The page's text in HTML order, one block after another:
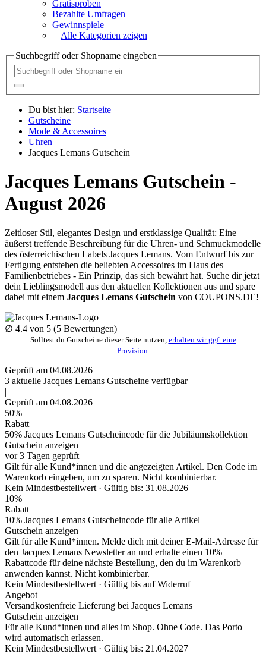
Gratisproben
Bezahlte Umfragen
Gewinnspiele
Alle Kategorien zeigen
Suchbegriff oder Shopname eingeben
Du bist hier: Startseite
Gutscheine
Mode & Accessoires
Uhren
Jacques Lemans Gutschein
Jacques Lemans Gutschein -
August 2026
Zeitloser Stil, elegantes Design und erstklassige Qualität: Eine
äußerst treffende Beschreibung für die Uhren- und Schmuckmodelle
des österreichischen Labels Jacques Lemans. Vom Entwurf bis zur
Fertigung entstehen die beliebten Accessoires im Haus des
Familienbetriebes - Ein Prinzip, das sich bewährt hat. Suche dir jetzt
dein Lieblingsmodell aus den aktuellen Kollektionen aus und spare
dabei mit einem Jacques Lemans Gutschein von COUPONS.DE!
∅ 4.4 von 5 (5 Bewertungen)
Solltest du Gutscheine dieser Seite nutzen, erhalten wir ggf. eine
Provision
Geprüft am 04.08.2026
3 aktuelle Jacques Lemans Gutscheine verfügbar
|
Geprüft am 04.08.2026
50%
Rabatt
50% Jacques Lemans Gutscheincode für die Jubiläumskollektion
Gutschein anzeigen
vor 3 Tagen geprüft
Gilt für alle Kund*innen und die angezeigten Artikel. Den Code im
Warenkorb eingeben, um zu sparen. Nicht kombinierbar.
Kein Mindestbestellwert · Gültig bis: 31.08.2026
10%
Rabatt
10% Jacques Lemans Gutscheincode für alle Artikel
Gutschein anzeigen
Gilt für alle Kund*innen. Melde dich mit deiner E-Mail-Adresse für
den Jacques Lemans Newsletter an und erhalte einen 10%
Rabattcode für deine nächste Bestellung, den du im Warenkorb
anwenden kannst. Nicht kombinierbar.
Kein Mindestbestellwert · Gültig bis auf Widerruf
Angebot
Versandkostenfreie Lieferung bei Jacques Lemans
Gutschein anzeigen
Für alle Kund*innen und alles im Shop. Ohne Code. Das Porto
wird automatisch erlassen.
Kein Mindestbestellwert · Gültig bis: 21.04.2027